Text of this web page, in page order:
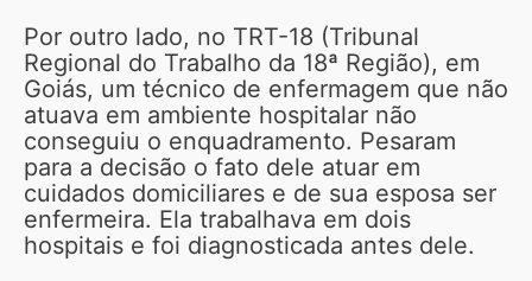
Por outro lado, no TRT-18 (Tribunal
Regional do Trabalho da 18ª Região), em
Goiás, um técnico de enfermagem que não
atuava em ambiente hospitalar não
conseguiu o enquadramento. Pesaram
para a decisão o fato dele atuar em
cuidados domiciliares e de sua esposa ser
enfermeira. Ela trabalhava em dois
hospitais e foi diagnosticada antes dele.